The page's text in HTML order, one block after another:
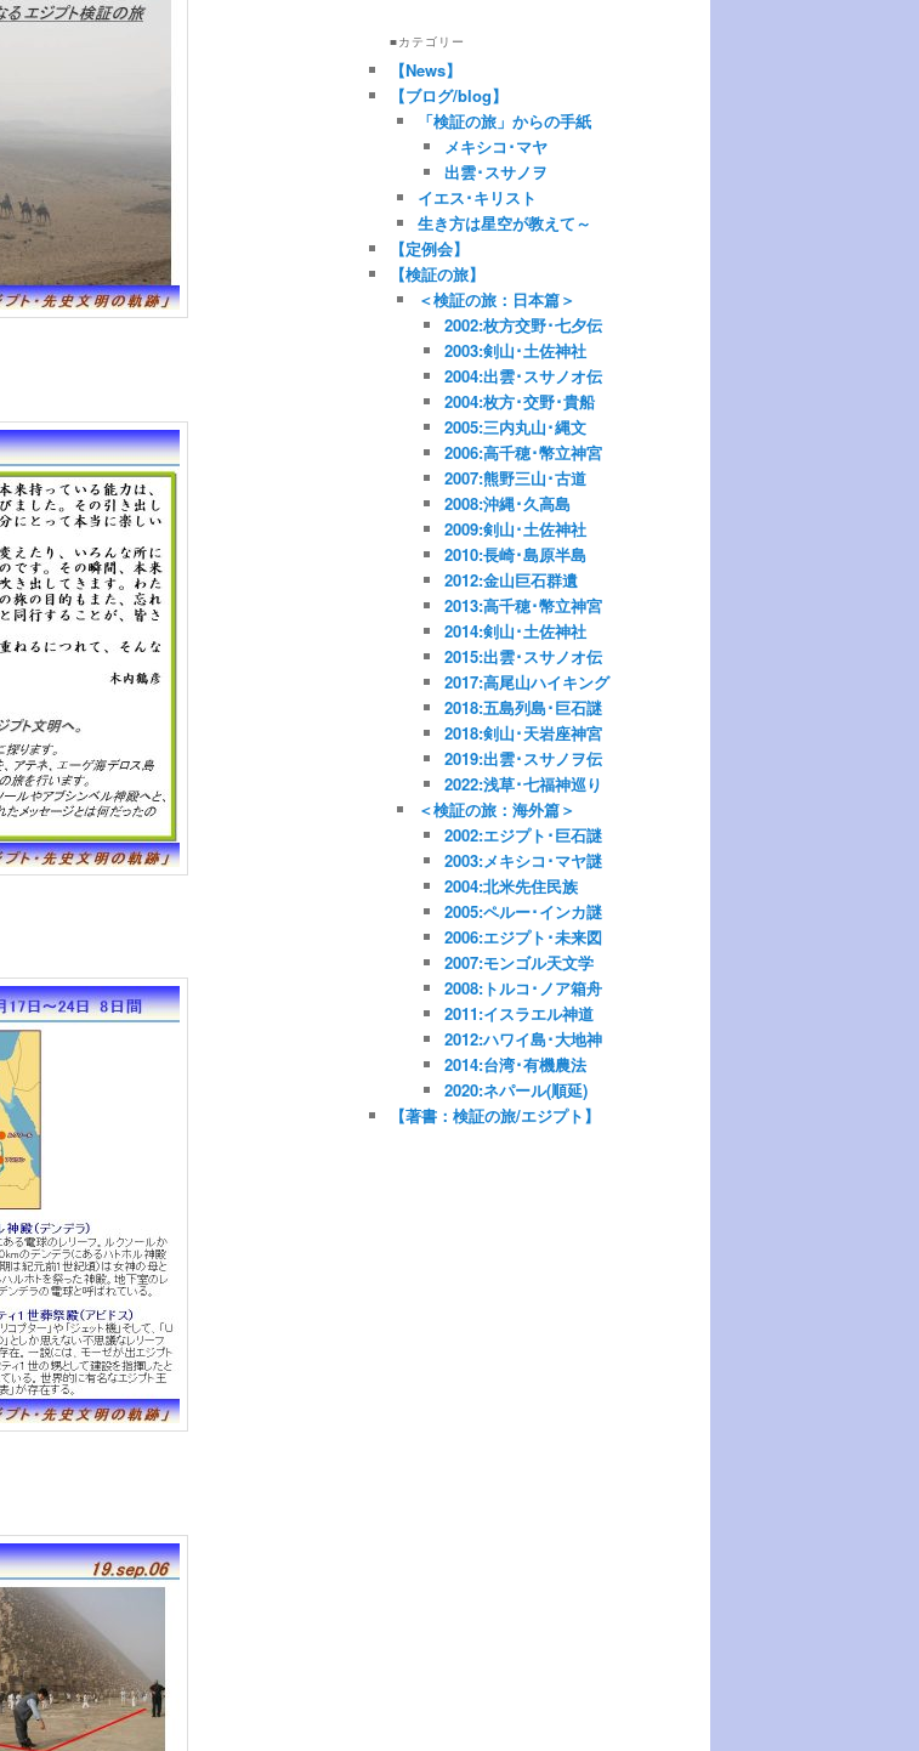
■カテゴリー
【News】
【ブログ/blog】
「検証の旅」からの手紙
メキシコ･マヤ
出雲･スサノヲ
イエス･キリスト
生き方は星空が教えて～
【定例会】
【検証の旅】
＜検証の旅：日本篇＞
2002:枚方交野･七夕伝
2003:剣山･土佐神社
2004:出雲･スサノオ伝
2004:枚方･交野･貴船
2005:三内丸山･縄文
2006:高千穂･幣立神宮
2007:熊野三山･古道
2008:沖縄･久高島
2009:剣山･土佐神社
2010:長崎･島原半島
2012:金山巨石群遺
2013:高千穂･幣立神宮
2014:剣山･土佐神社
2015:出雲･スサノオ伝
2017:高尾山ハイキング
2018:五島列島･巨石謎
2018:剣山･天岩座神宮
2019:出雲･スサノヲ伝
2022:浅草･七福神巡り
＜検証の旅：海外篇＞
2002:エジプト･巨石謎
2003:メキシコ･マヤ謎
2004:北米先住民族
2005:ペルー･インカ謎
2006:エジプト･未来図
2007:モンゴル天文学
2008:トルコ･ノア箱舟
2011:イスラエル神道
2012:ハワイ島･大地神
2014:台湾･有機農法
2020:ネパール(順延)
【著書：検証の旅/エジプト】